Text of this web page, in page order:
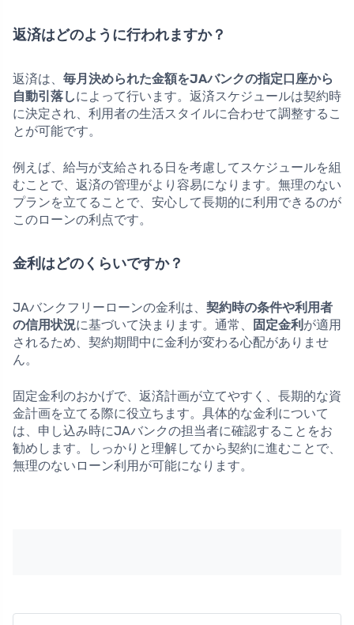
返済はどのように行われますか？
返済は、 毎月決められた金額をJAバンクの指定口座から
自動引落しによって行います。返済スケジュールは契約時
に決定され、利用者の生活スタイルに合わせて調整するこ
とが可能です。
例えば、給与が支給される日を考慮してスケジュールを組
むことで、返済の管理がより容易になります。無理のない
プランを立てることで、安心して長期的に利用できるのが
このローンの利点です。
金利はどのくらいですか？
JAバンクフリーローンの金利は、 契約時の条件や利用者
の信用状況に基づいて決まります。通常、 固定金利 が適用
されるため、契約期間中に金利が変わる心配がありませ
ん。
固定金利のおかげで、返済計画が立てやすく、長期的な資
金計画を立てる際に役立ちます。具体的な金利について
は、申し込み時にJAバンクの担当者に確認することをお
勧めします。しっかりと理解してから契約に進むことで、
無理のないローン利用が可能になります。